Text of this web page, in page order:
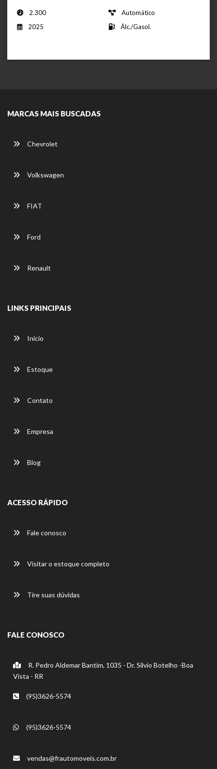
2.300
Automático
2025
Álc./Gasol.
MARCAS MAIS BUSCADAS
Chevrolet
Volkswagen
FIAT
Ford
Renault
LINKS PRINCIPAIS
Início
Estoque
Contato
Empresa
Blog
ACESSO RÁPIDO
Fale conosco
Visitar o estoque completo
Tire suas dúvidas
FALE CONOSCO
R. Pedro Aldemar Bantim, 1035 - Dr. Silvio Botelho -Boa
Vista - RR
(95)3626-5574
(95)3626-5574
vendas@frautomoveis.com.br